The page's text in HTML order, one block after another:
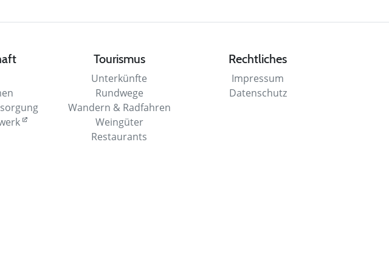
Tourismus
Unterkünfte
Rundwege
Wandern & Radfahren
Weingüter
Restaurants
Rechtliches
Impressum
Datenschutz